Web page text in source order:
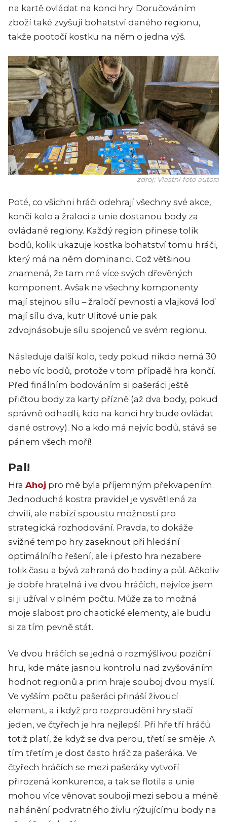
na kartě ovládat na konci hry. Doručováním
zboží také zvyšují bohatství daného regionu,
takže pootočí kostku na něm o jedna výš.
zdroj: Vlastní foto autora
Poté, co všichni hráči odehrají všechny své akce,
končí kolo a žraloci a unie dostanou body za
ovládané regiony. Každý region přinese tolik
bodů, kolik ukazuje kostka bohatství tomu hráči,
který má na něm dominanci. Což většinou
znamená, že tam má více svých dřevěných
komponent. Avšak ne všechny komponenty
mají stejnou sílu – žraločí pevnosti a vlajková loď
mají sílu dva, kutr Ulitové unie pak
zdvojnásobuje sílu spojenců ve svém regionu.
Následuje další kolo, tedy pokud nikdo nemá 30
nebo víc bodů, protože v tom případě hra končí.
Před finálním bodováním si pašeráci ještě
přičtou body za karty přízně (až dva body, pokud
správně odhadli, kdo na konci hry bude ovládat
dané ostrovy). No a kdo má nejvíc bodů, stává se
pánem všech moří!
Pal!
Hra Ahoj pro mě byla příjemným překvapením.
Jednoduchá kostra pravidel je vysvětlená za
chvíli, ale nabízí spoustu možností pro
strategická rozhodování. Pravda, to dokáže
svižné tempo hry zaseknout při hledání
optimálního řešení, ale i přesto hra nezabere
tolik času a bývá zahraná do hodiny a půl. Ačkoliv
je dobře hratelná i ve dvou hráčích, nejvíce jsem
si ji užíval v plném počtu. Může za to možná
moje slabost pro chaotické elementy, ale budu
si za tím pevně stát.
Ve dvou hráčích se jedná o rozmýšlivou poziční
hru, kde máte jasnou kontrolu nad zvyšováním
hodnot regionů a prim hraje souboj dvou myslí.
Ve vyšším počtu pašeráci přináší živoucí
element, a i když pro rozproudění hry stačí
jeden, ve čtyřech je hra nejlepší. Při hře tří hráčů
totiž platí, že když se dva perou, třetí se směje. A
tím třetím je dost často hráč za pašeráka. Ve
čtyřech hráčích se mezi pašeráky vytvoří
přirozená konkurence, a tak se flotila a unie
mohou více věnovat souboji mezi sebou a méně
nahánění podvratného živlu rýžujícímu body na